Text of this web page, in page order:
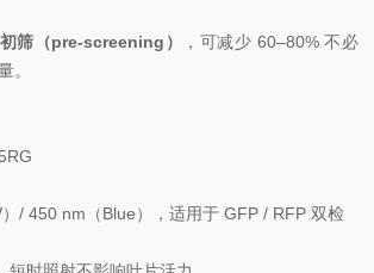
初筛（pre-screening）
，可减少 60–80% 不必
。
/ 450 nm（Blue），适用于 GFP / RFP 双检